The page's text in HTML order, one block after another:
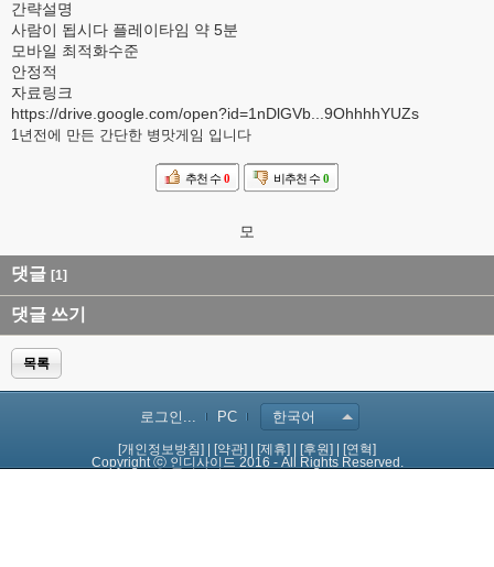
간략설명
사람이 됩시다 플레이타임 약 5분
모바일 최적화수준
안정적
자료링크
https://drive.google.com/open?id=1nDlGVb...9OhhhhYUZs
1년전에 만든 간단한 병맛게임 입니다
추천 수 0 비추천 수 0
모
댓글 [1]
댓글 쓰기
목록
로그인... PC 한국어
[개인정보방침] [약관] [제휴] [후원]
[연혁]
Copyright ⓒ 인디사이드 2016 - All Rights Reserved.